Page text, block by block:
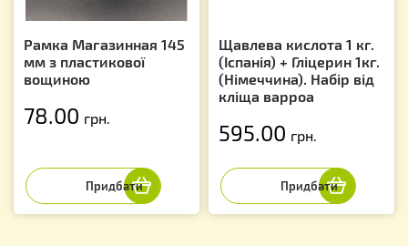
Рамка Магазинная 145
мм з пластикової
вощиною
78.00 грн.
Щавлева кислота 1 кг.
(Іспанія) + Гліцерин 1кг.
(Німеччина). Набір від
кліща варроа
595.00 грн.